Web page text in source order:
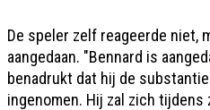
De speler zelf reageerde niet,
aangedaan. "Bennard is
benadrukt dat hij de
ingenomen. Hij zal zich